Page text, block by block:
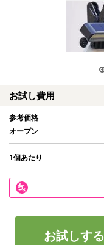
お試し費用
参考価格
オープン
1個あたり
お試しする